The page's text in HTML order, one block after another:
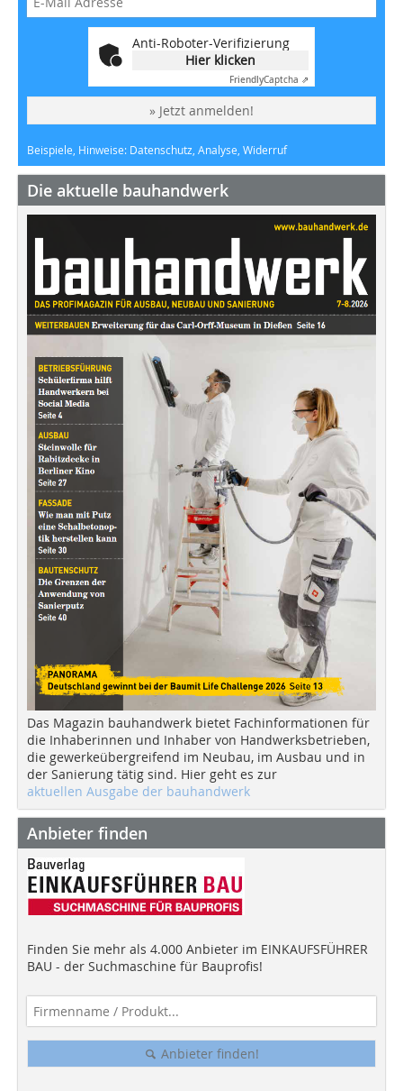
Anti-Roboter-Verifizierung
Hier klicken
FriendlyCaptcha ⇗
» Jetzt anmelden!
Beispiele, Hinweise: Datenschutz, Analyse, Widerruf
Die aktuelle bauhandwerk
Das Magazin bauhandwerk bietet Fachinformationen für
die Inhaberinnen und Inhaber von Handwerksbetrieben,
die gewerkeübergreifend im Neubau, im Ausbau und in
der Sanierung tätig sind. Hier geht es zur
aktuellen Ausgabe der bauhandwerk
Anbieter finden
Finden Sie mehr als 4.000 Anbieter im EINKAUFSFÜHRER
BAU - der Suchmaschine für Bauprofis!
Anbieter finden!